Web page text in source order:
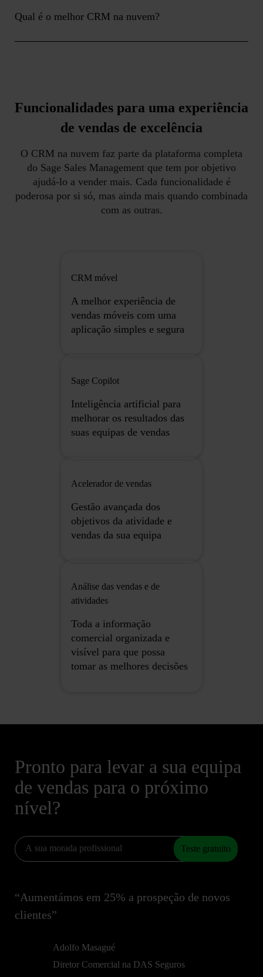
Qual é o melhor CRM na nuvem?
Funcionalidades para uma experiência
de vendas de excelência
O CRM na nuvem faz parte da plataforma completa
do Sage Sales Management que tem por objetivo
ajudá-lo a vender mais. Cada funcionalidade é
poderosa por si só, mas ainda mais quando combinada
com as outras.
CRM móvel
A melhor experiência de
vendas móveis com uma
aplicação simples e segura
Sage Copilot
Inteligência artificial para
melhorar os resultados das
suas equipas de vendas
Acelerador de vendas
Gestão avançada dos
objetivos da atividade e
vendas da sua equipa
Análise das vendas e de
atividades
Toda a informação
comercial organizada e
visível para que possa
tomar as melhores decisões
Pronto para levar a sua equipa
de vendas para o próximo
nível?
Teste gratuito
“Aumentámos em 25% a prospeção de novos
clientes”
Adolfo Masagué
Diretor Comercial na DAS Seguros